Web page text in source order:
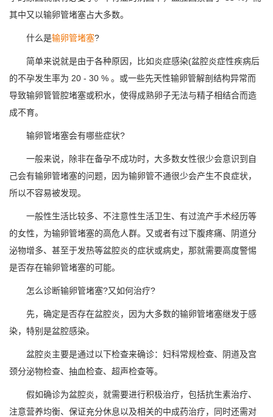
其中又以输卵管堵塞占大多数。
什么是输卵管堵塞?
简单来说就是由于各种原因，比如炎症感染(盆腔炎症性疾病后
的不孕发生率为 20 - 30 % 。或一些先天性输卵管解剖结构异常而
导致输卵管管腔堵塞或积水，使得成熟卵子无法与精子相结合而造
成不育。
输卵管堵塞会有哪些症状?
一般来说，除非在备孕不成功时，大多数女性很少会意识到自
己会有输卵管堵塞的问题，因为输卵管不通很少会产生不良症状，
所以不容易被发现。
一般性生活比较多、不注意性生活卫生、有过流产手术经历等
的女性，为输卵管堵塞的高危人群。又或者有过下腹疼痛、阴道分
泌物增多、甚至于发热等盆腔炎的症状或病史，那就需要高度警惕
是否存在输卵管堵塞的可能。
怎么诊断输卵管堵塞?又如何治疗?
先，确定是否存在盆腔炎，因为大多数的输卵管堵塞继发于感
染，特别是盆腔感染。
盆腔炎主要是通过以下检查来确诊：妇科常规检查、阴道及宫
颈分泌物检查、抽血检查、超声检查等。
假如确诊为盆腔炎，就需要进行积极治疗，包括抗生素治疗、
注意营养均衡、保证充分休息以及相关的中成药治疗，同时还需对